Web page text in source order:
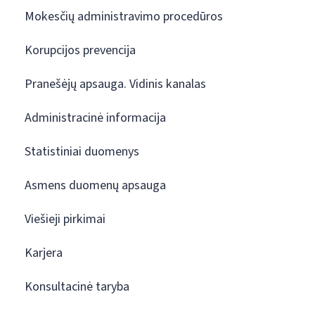
Mokesčių administravimo procedūros
Korupcijos prevencija
Pranešėjų apsauga. Vidinis kanalas
Administracinė informacija
Statistiniai duomenys
Asmens duomenų apsauga
Viešieji pirkimai
Karjera
Konsultacinė taryba